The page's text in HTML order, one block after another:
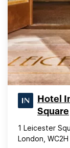
Hotel
Square
1 Leicester
London,